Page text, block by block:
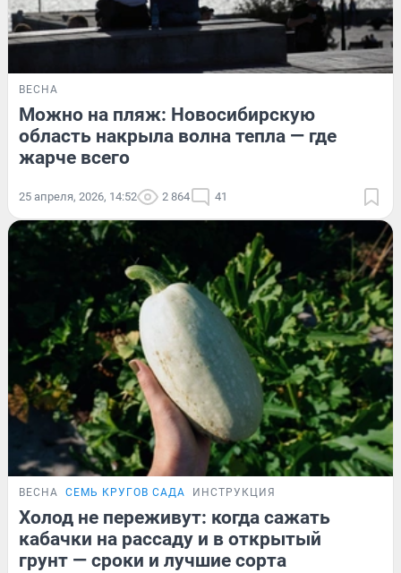
ВЕСНА
Можно на пляж: Новосибирскую
область накрыла волна тепла — где
жарче всего
25 апреля, 2026, 14:52 2 864 41
ВЕСНА СЕМЬ КРУГОВ САДА ИНСТРУКЦИЯ
Холод не переживут: когда сажать
кабачки на рассаду и в открытый
грунт — сроки и лучшие сорта